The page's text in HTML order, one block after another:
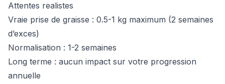
Attentes realistes
Vraie prise de graisse : 0.5-1 kg maximum (2 semaines
d’exces)
Normalisation : 1-2 semaines
Long terme : aucun impact sur votre progression
annuelle